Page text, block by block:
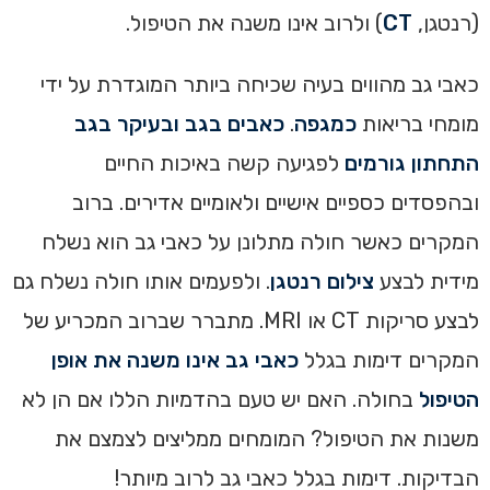
(רנטגן, CT) ולרוב אינו משנה את הטיפול.
כאבי גב מהווים בעיה שכיחה ביותר המוגדרת על ידי
מומחי בריאות כמגפה. כאבים בגב ובעיקר בגב
התחתון גורמים לפגיעה קשה באיכות החיים
ובהפסדים כספיים אישיים ולאומיים אדירים. ברוב
המקרים כאשר חולה מתלונן על כאבי גב הוא נשלח
מידית לבצע צילום רנטגן. ולפעמים אותו חולה נשלח גם
לבצע סריקות CT או MRI. מתברר שברוב המכריע של
המקרים דימות בגלל כאבי גב אינו משנה את אופן
הטיפול בחולה. האם יש טעם בהדמיות הללו אם הן לא
משנות את הטיפול? המומחים ממליצים לצמצם את
הבדיקות. דימות בגלל כאבי גב לרוב מיותר!